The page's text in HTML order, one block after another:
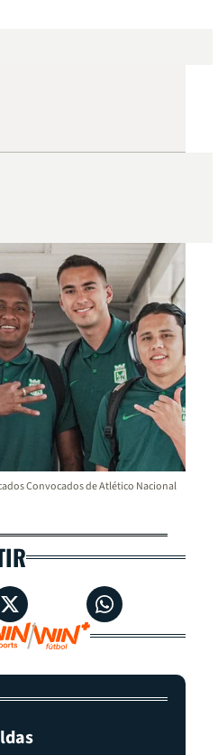
Convocados de Atlético Nacional